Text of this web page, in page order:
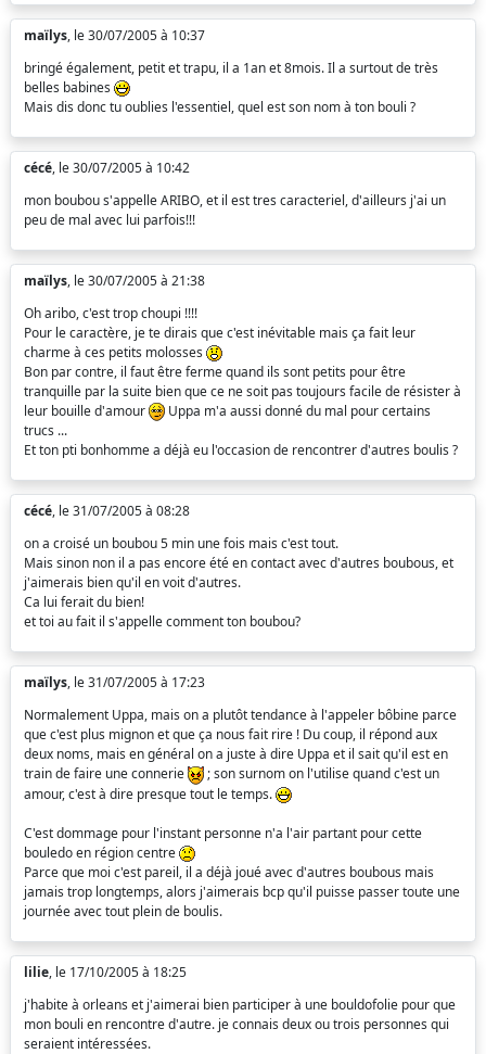
maïlys, le 30/07/2005 à 10:37
bringé également, petit et trapu, il a 1an et 8mois. Il a surtout de très
belles babines
Mais dis donc tu oublies l'essentiel, quel est son nom à ton bouli ?
cécé, le 30/07/2005 à 10:42
mon boubou s'appelle ARIBO, et il est tres caracteriel, d'ailleurs j'ai un
peu de mal avec lui parfois!!!
maïlys, le 30/07/2005 à 21:38
Oh aribo, c'est trop choupi !!!!
Pour le caractère, je te dirais que c'est inévitable mais ça fait leur
charme à ces petits molosses
Bon par contre, il faut être ferme quand ils sont petits pour être
tranquille par la suite bien que ce ne soit pas toujours facile de résister à
leur bouille d'amour
Uppa m'a aussi donné du mal pour certains
trucs ...
Et ton pti bonhomme a déjà eu l'occasion de rencontrer d'autres boulis ?
cécé, le 31/07/2005 à 08:28
on a croisé un boubou 5 min une fois mais c'est tout.
Mais sinon non il a pas encore été en contact avec d'autres boubous, et
j'aimerais bien qu'il en voit d'autres.
Ca lui ferait du bien!
et toi au fait il s'appelle comment ton boubou?
maïlys, le 31/07/2005 à 17:23
Normalement Uppa, mais on a plutôt tendance à l'appeler bôbine parce
que c'est plus mignon et que ça nous fait rire ! Du coup, il répond aux
deux noms, mais en général on a juste à dire Uppa et il sait qu'il est en
train de faire une connerie
; son surnom on l'utilise quand c'est un
amour, c'est à dire presque tout le temps.
C'est dommage pour l'instant personne n'a l'air partant pour cette
bouledo en région centre
Parce que moi c'est pareil, il a déjà joué avec d'autres boubous mais
jamais trop longtemps, alors j'aimerais bcp qu'il puisse passer toute une
journée avec tout plein de boulis.
lilie, le 17/10/2005 à 18:25
j'habite à orleans et j'aimerai bien participer à une bouldofolie pour que
mon bouli en rencontre d'autre. je connais deux ou trois personnes qui
seraient intéressées.